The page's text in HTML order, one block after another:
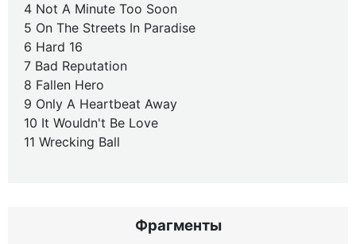
4 Not A Minute Too Soon
5 On The Streets In Paradise
6 Hard 16
7 Bad Reputation
8 Fallen Hero
9 Only A Heartbeat Away
10 It Wouldn't Be Love
11 Wrecking Ball
Фрагменты